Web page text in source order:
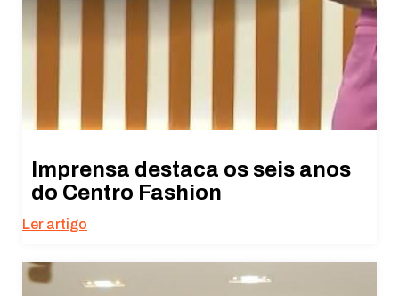
Imprensa destaca os seis anos
do Centro Fashion
Ler artigo